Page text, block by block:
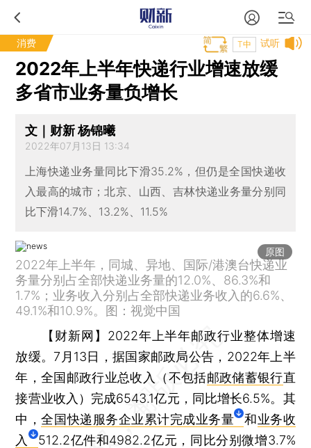
消费 试听
T中
2022年上半年快递行业增速放缓
多省市业务量负增长
文｜财新 杨锦曦
2022年07月13日 13:34
上海快递业务量同比下滑35.2%，但仍是全国快递收
入最高的城市；北京、山西、吉林快递业务量分别同
比下滑14.7%、13.2%、11.5%
原图
2022年上半年，同城、异地、国际/港澳台快递业
务量分别占全部快递业务量的12.0%、86.3%和
1.7%；业务收入分别占全部快递业务收入的6.6%、
49.1%和10.9%。图：视觉中国
【财新网】 2022年上半年邮政行业整体增速
放缓。7月13日，据国家邮政局公告，2022年上半
年，全国邮政行业总收入（不包括邮政储蓄银行直
接营业收入）完成6543.1亿元，同比增长6.5%。其
中，全国快递服务企业累计完成业务量 和业务收
入
512.2亿件和4982.2亿元，同比分别微增3.7%